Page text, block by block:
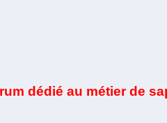
dédié au métier de